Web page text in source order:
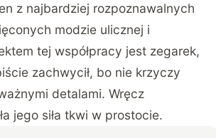
z najbardziej rozpoznawalnych
modzie ulicznej i
tej współpracy jest zegarek,
zachwycił, bo nie krzyczy
detalami. Wręcz
jego siła tkwi w prostocie.